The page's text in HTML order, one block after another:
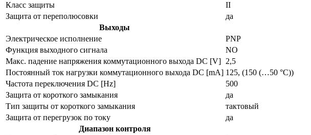
Класс защиты
II
Защита от переполюсовки
да
Выходы
Электрическое исполнение
PNP
Функция выходного сигнала
NO
Макс. падение напряжения коммутационного выхода DC [V] 2,5
Постоянный ток нагрузки коммутационного выхода DC [mA] 125, (150 (…50 °C))
Частота переключения DC [Hz]
500
Защита от короткого замыкания
да
Тип защиты от короткого замыкания
тактовый
Защита от перегрузок по току
да
Диапазон контроля